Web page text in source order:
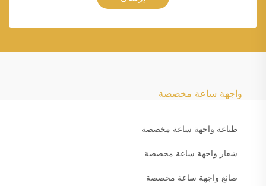
واجهة ساعة مخصصة
طباعة واجهة ساعة مخصصة
شعار واجهة ساعة مخصصة
صانع واجهة ساعة مخصصة